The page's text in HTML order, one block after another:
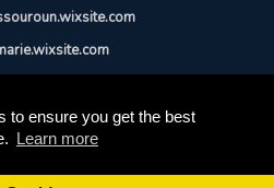
to ensure you get the best
Learn more
avec coeur et passion.